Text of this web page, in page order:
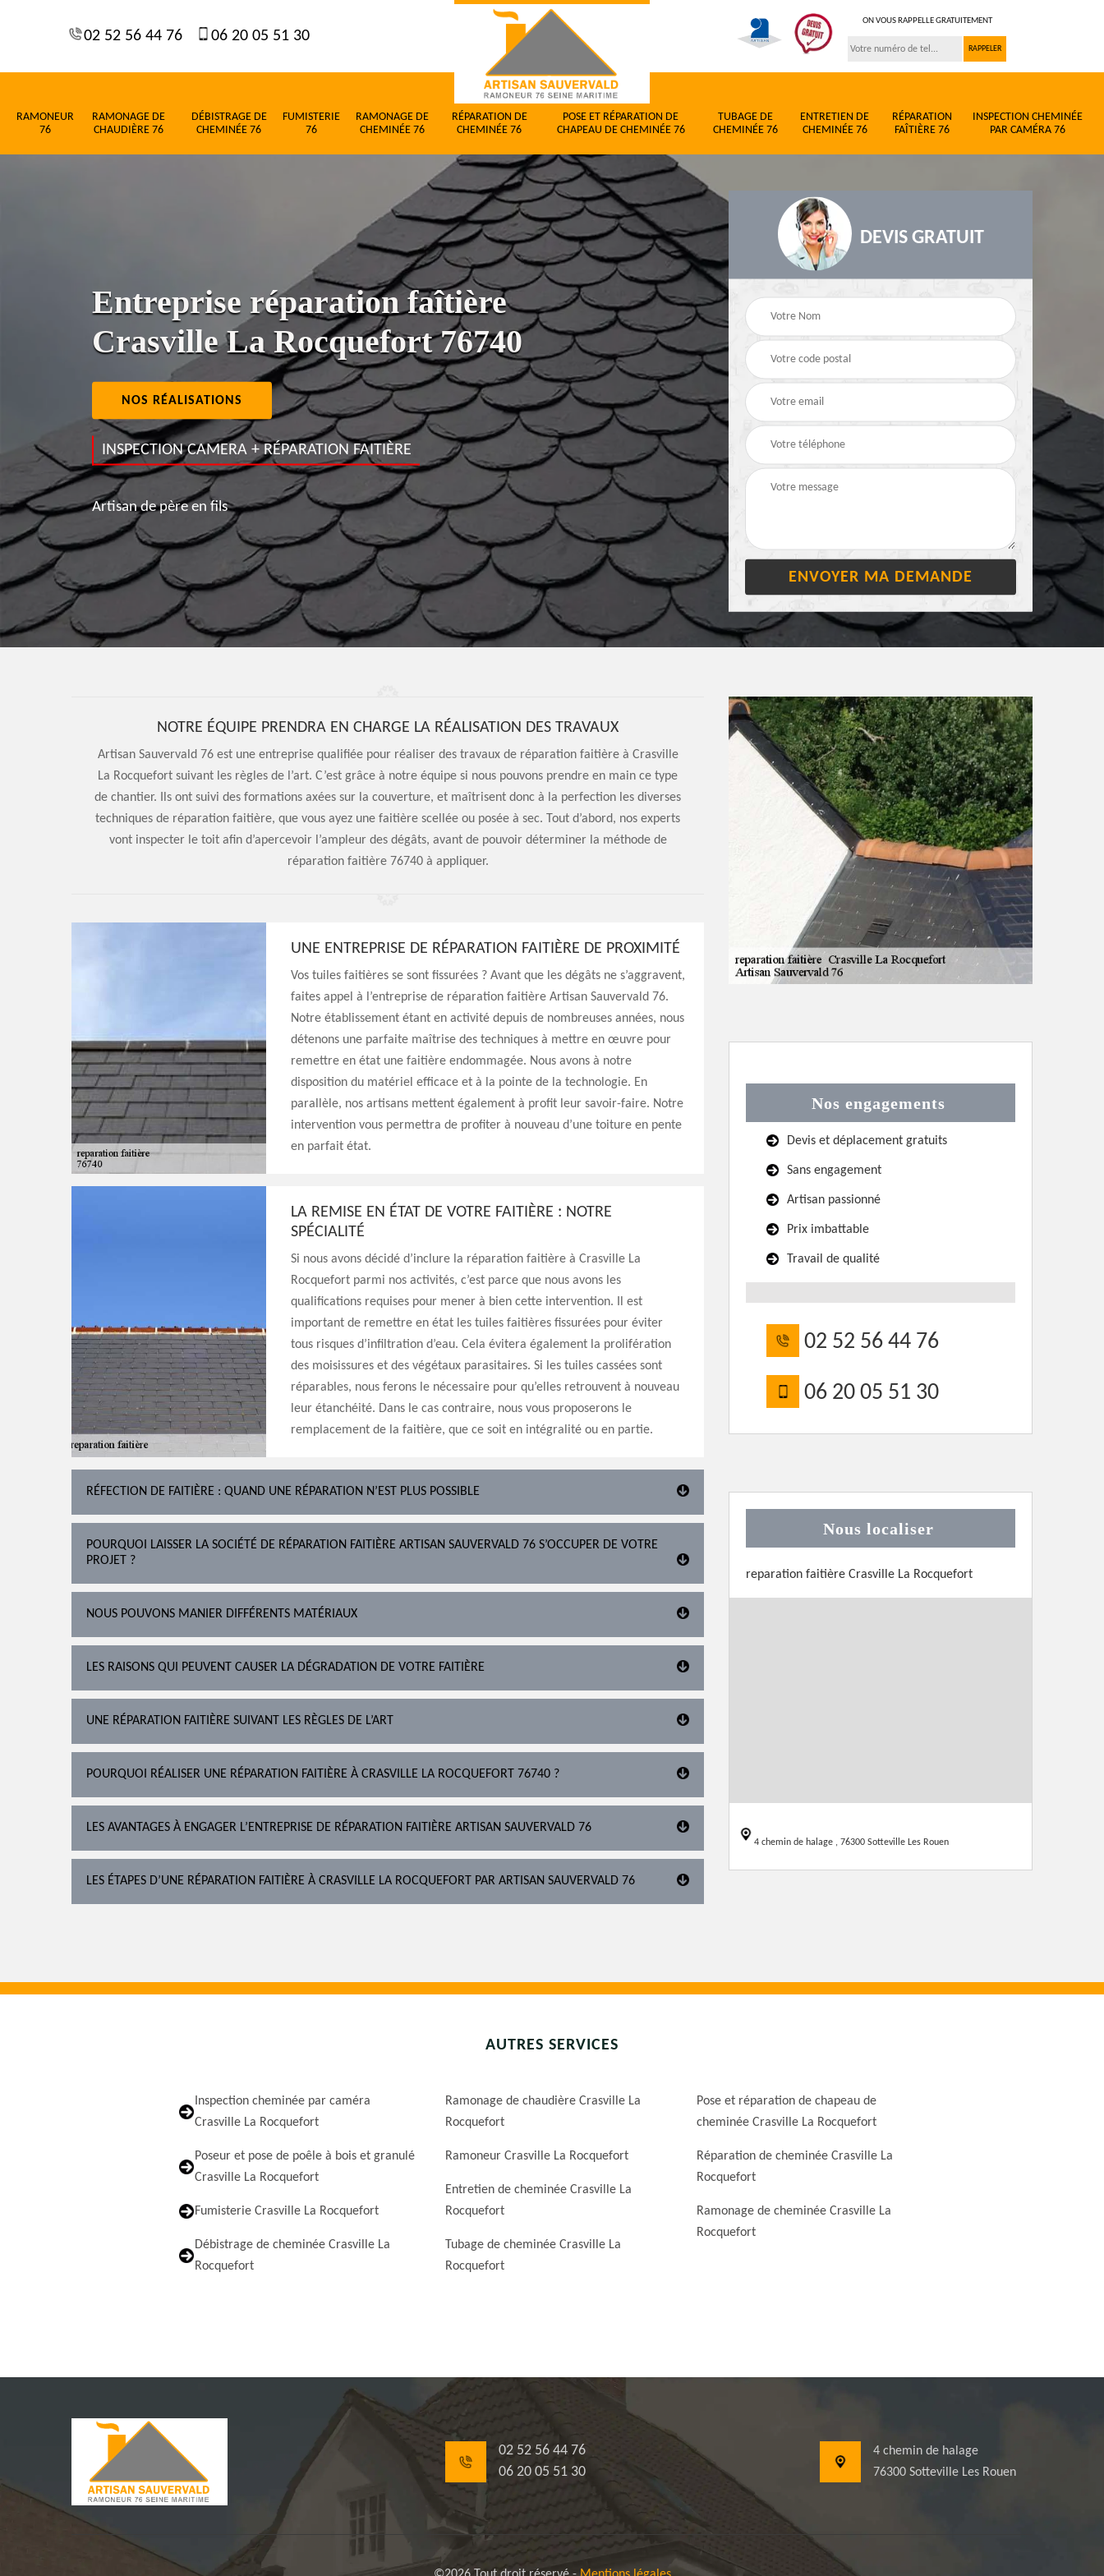
02 52 56 44 76 06 20 05 51 30
ON VOUS RAPPELLE GRATUITEMENT
RAMONEUR
76
RAMONAGE DE
CHAUDIÈRE 76
DÉBISTRAGE DE
CHEMINÉE 76
FUMISTERIE
76
RAMONAGE DE
CHEMINÉE 76
RÉPARATION DE
CHEMINÉE 76
POSE ET RÉPARATION DE
CHAPEAU DE CHEMINÉE 76
TUBAGE DE
CHEMINÉE 76
ENTRETIEN DE
CHEMINÉE 76
RÉPARATION
FAÎTIÈRE 76
INSPECTION CHEMINÉE
PAR CAMÉRA 76
Entreprise réparation faîtière
Crasville La Rocquefort 76740
NOS RÉALISATIONS
INSPECTION CAMERA + RÉPARATION FAITIÈRE
Artisan de père en fils
DEVIS GRATUIT
NOTRE ÉQUIPE PRENDRA EN CHARGE LA RÉALISATION DES TRAVAUX
Artisan Sauvervald 76 est une entreprise qualifiée pour réaliser des travaux de réparation faitière à Crasville
La Rocquefort suivant les règles de l’art. C’est grâce à notre équipe si nous pouvons prendre en main ce type
de chantier. Ils ont suivi des formations axées sur la couverture, et maîtrisent donc à la perfection les diverses
techniques de réparation faitière, que vous ayez une faitière scellée ou posée à sec. Tout d’abord, nos experts
vont inspecter le toit afin d’apercevoir l’ampleur des dégâts, avant de pouvoir déterminer la méthode de
réparation faitière 76740 à appliquer.
UNE ENTREPRISE DE RÉPARATION FAITIÈRE DE PROXIMITÉ
Vos tuiles faitières se sont fissurées ? Avant que les dégâts ne s’aggravent,
faites appel à l’entreprise de réparation faitière Artisan Sauvervald 76.
Notre établissement étant en activité depuis de nombreuses années, nous
détenons une parfaite maîtrise des techniques à mettre en œuvre pour
remettre en état une faitière endommagée. Nous avons à notre
disposition du matériel efficace et à la pointe de la technologie. En
parallèle, nos artisans mettent également à profit leur savoir-faire. Notre
intervention vous permettra de profiter à nouveau d’une toiture en pente
en parfait état.
LA REMISE EN ÉTAT DE VOTRE FAITIÈRE : NOTRE
SPÉCIALITÉ
Si nous avons décidé d’inclure la réparation faitière à Crasville La
Rocquefort parmi nos activités, c’est parce que nous avons les
qualifications requises pour mener à bien cette intervention. Il est
important de remettre en état les tuiles faitières fissurées pour éviter
tous risques d’infiltration d’eau. Cela évitera également la prolifération
des moisissures et des végétaux parasitaires. Si les tuiles cassées sont
réparables, nous ferons le nécessaire pour qu’elles retrouvent à nouveau
leur étanchéité. Dans le cas contraire, nous vous proposerons le
remplacement de la faitière, que ce soit en intégralité ou en partie.
RÉFECTION DE FAITIÈRE : QUAND UNE RÉPARATION N’EST PLUS POSSIBLE
POURQUOI LAISSER LA SOCIÉTÉ DE RÉPARATION FAITIÈRE ARTISAN SAUVERVALD 76 S’OCCUPER DE VOTRE
PROJET ?
NOUS POUVONS MANIER DIFFÉRENTS MATÉRIAUX
LES RAISONS QUI PEUVENT CAUSER LA DÉGRADATION DE VOTRE FAITIÈRE
UNE RÉPARATION FAITIÈRE SUIVANT LES RÈGLES DE L’ART
POURQUOI RÉALISER UNE RÉPARATION FAITIÈRE À CRASVILLE LA ROCQUEFORT 76740 ?
LES AVANTAGES À ENGAGER L’ENTREPRISE DE RÉPARATION FAITIÈRE ARTISAN SAUVERVALD 76
LES ÉTAPES D’UNE RÉPARATION FAITIÈRE À CRASVILLE LA ROCQUEFORT PAR ARTISAN SAUVERVALD 76
Nos engagements
Devis et déplacement gratuits
Sans engagement
Artisan passionné
Prix imbattable
Travail de qualité
02 52 56 44 76
06 20 05 51 30
Nous localiser
reparation faitière Crasville La Rocquefort
4 chemin de halage , 76300 Sotteville Les Rouen
AUTRES SERVICES
Inspection cheminée par caméra
Crasville La Rocquefort
Poseur et pose de poêle à bois et granulé
Crasville La Rocquefort
Fumisterie Crasville La Rocquefort
Débistrage de cheminée Crasville La
Rocquefort
Ramonage de chaudière Crasville La
Rocquefort
Ramoneur Crasville La Rocquefort
Entretien de cheminée Crasville La
Rocquefort
Tubage de cheminée Crasville La
Rocquefort
Pose et réparation de chapeau de
cheminée Crasville La Rocquefort
Réparation de cheminée Crasville La
Rocquefort
Ramonage de cheminée Crasville La
Rocquefort
02 52 56 44 76
06 20 05 51 30
4 chemin de halage
76300 Sotteville Les Rouen